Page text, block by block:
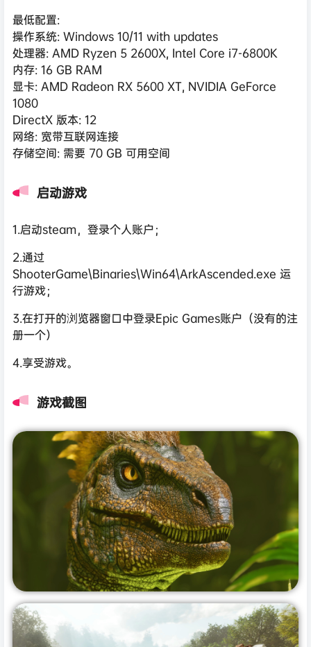
最低配置:
操作系统: Windows 10/11 with updates
处理器: AMD Ryzen 5 2600X, Intel Core i7-6800K
内存: 16 GB RAM
显卡: AMD Radeon RX 5600 XT, NVIDIA GeForce
1080
DirectX 版本: 12
网络: 宽带互联网连接
存储空间: 需要 70 GB 可用空间
启动游戏
1.启动steam，登录个人账户；
2.通过
ShooterGame\Binaries\Win64\ArkAscended.exe 运
行游戏；
3.在打开的浏览器窗口中登录Epic Games账户（没有的注
册一个）
4.享受游戏。
游戏截图